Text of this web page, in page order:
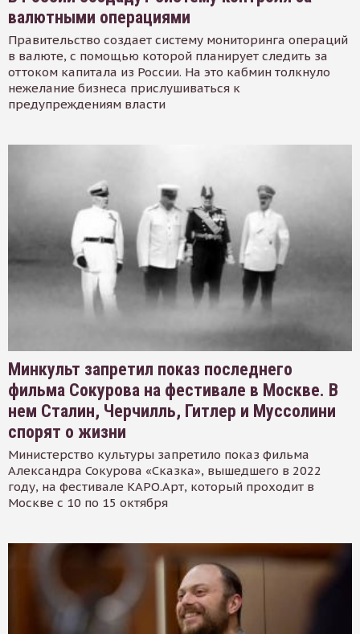
валютными операциями
Правительство создает систему мониторинга операций
в валюте, с помощью которой планирует следить за
оттоком капитала из России. На это кабмин толкнуло
нежелание бизнеса прислушиваться к
предупреждениям власти
Минкульт запретил показ последнего
фильма Сокурова на фестивале в Москве. В
нем Сталин, Черчилль, Гитлер и Муссолини
спорят о жизни
Министерство культуры запретило показ фильма
Александра Сокурова «Сказка», вышедшего в 2022
году, на фестивале КАРО.Арт, который проходит в
Москве с 10 по 15 октября